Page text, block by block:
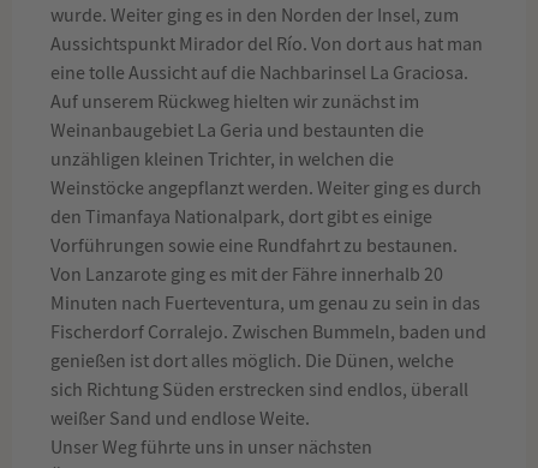
wurde. Weiter ging es in den Norden der Insel, zum
Aussichtspunkt Mirador del Río. Von dort aus hat man
eine tolle Aussicht auf die Nachbarinsel La Graciosa.
Auf unserem Rückweg hielten wir zunächst im
Weinanbaugebiet La Geria und bestaunten die
unzähligen kleinen Trichter, in welchen die
Weinstöcke angepflanzt werden. Weiter ging es durch
den Timanfaya Nationalpark, dort gibt es einige
Vorführungen sowie eine Rundfahrt zu bestaunen.
Von Lanzarote ging es mit der Fähre innerhalb 20
Minuten nach Fuerteventura, um genau zu sein in das
Fischerdorf Corralejo. Zwischen Bummeln, baden und
genießen ist dort alles möglich. Die Dünen, welche
sich Richtung Süden erstrecken sind endlos, überall
weißer Sand und endlose Weite.
Unser Weg führte uns in unser nächsten